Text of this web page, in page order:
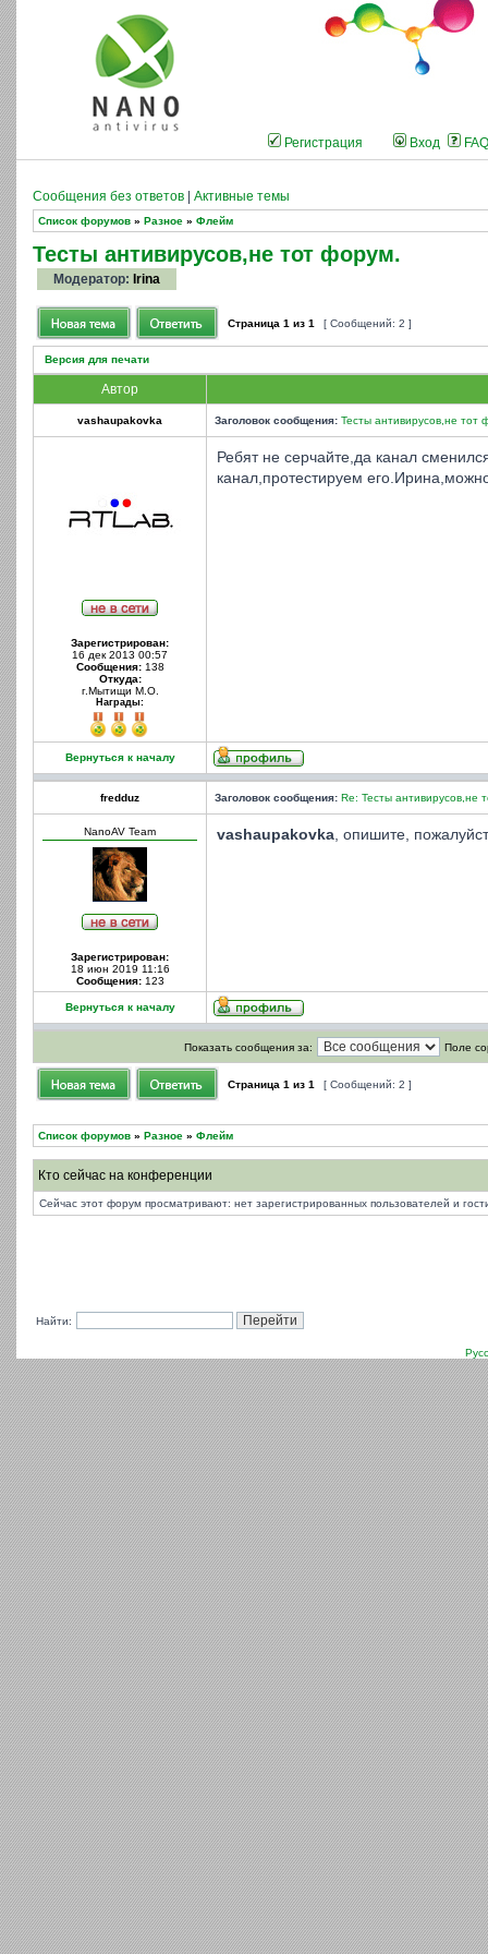
Регистрация Вход FAQ
Сообщения без ответов Активные темы
Список форумов » Разное » Флейм
Тесты антивирусов,не тот форум.
Модератор: Irina
Страница 1 из 1 [ Сообщений: 2 ]
Версия для печати
Автор
vashaupakovka Заголовок сообщения: Тесты антивирусов,не тот
Зарегистрирован:
16 дек 2013 00:57
Сообщения:138
Откуда:
г.Мытищи М.О.
Награды:
Ребят не серчайте,да канал
канал,протестируем
Вернуться к началу
fredduz Заголовок сообщения: Re: Тесты антивирусов,не
NanoAV Team
Зарегистрирован:
18 июн 2019 11:16
Сообщения:123
vashaupakovka, опишите,
Вернуться к началу
Показать сообщения за: Поле
Страница 1 из 1 [ Сообщений: 2 ]
Список форумов » Разное » Флейм
Кто сейчас на конференции
Сейчас этот форум просматривают: нет зарегистрированных пользователей и
Найти: